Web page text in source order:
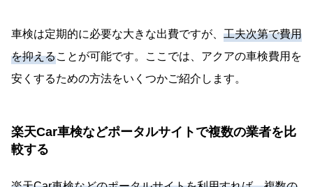
車検は定期的に必要な大きな出費ですが、 工夫次第で費用
を抑えることが可能です。ここでは、アクアの車検費用を
安くするための方法をいくつかご紹介します。
楽天Car車検などポータルサイトで複数の業者を比
較する